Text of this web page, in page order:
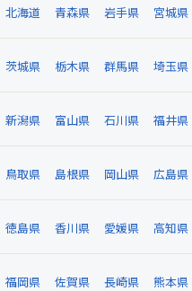
北海道 青森県 岩手県 宮城県
茨城県 栃木県 群馬県 埼玉県
新潟県 富山県 石川県 福井県
鳥取県 島根県 岡山県 広島県
徳島県 香川県 愛媛県 高知県
福岡県 佐賀県 長崎県 熊本県